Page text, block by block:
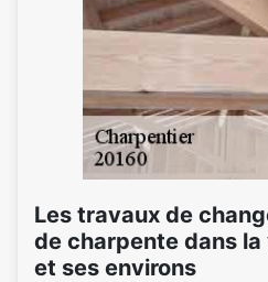
Les travaux de
de charpente dans la
et ses environs